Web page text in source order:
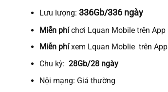
Lưu lượng:336Gb/336 ngày
Miễn phíchơi Lquan Mobile trên App
Miễn phíxem Lquan Moblie trên App
Chu kỳ:28Gb/28 ngày
Nội mạng: Giá thường